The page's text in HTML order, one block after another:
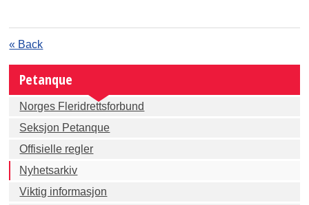
« Back
Petanque
Norges Fleridrettsforbund
Seksjon Petanque
Offisielle regler
Nyhetsarkiv
Viktig informasjon